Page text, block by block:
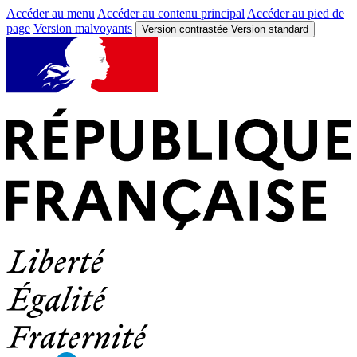
Accéder au menu Accéder au contenu principal Accéder au pied de
page Version malvoyants Version contrastée Version standard